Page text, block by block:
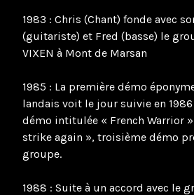
1983 : Chris (Chant) fonde avec
(guitariste) et Fred (basse) le
VIXEN à Mont de Marsan
1985 : La première démo
landais voit le jour suivie en
démo intitulée « French Warrior
strike again », troisième démo
groupe.
1988 : Suite à un accord avec le